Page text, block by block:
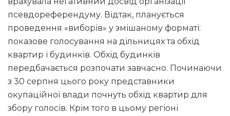
псевдореферендуму. Відтак, планується
проведення «виборів» у змішаному форматі:
показове голосування на дільницях та обхід
квартир і будинків. Обхід будинків
передбачається розпочати завчасно. Починаючи
з 30 серпня цього року представники
окупаційної влади почнуть обхід квартир для
збору голосів. Крім того в цьому регіоні